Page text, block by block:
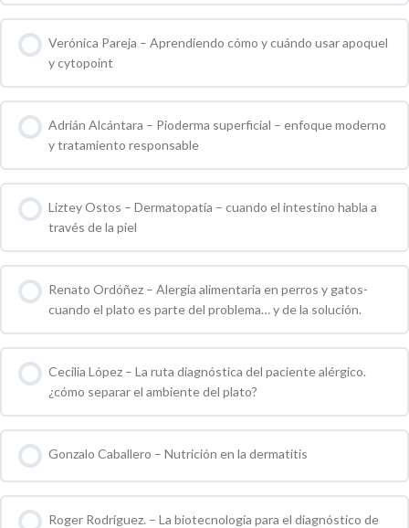
0 % COMPLETO 0 / 0 pasos
Verónica Pareja – Aprendiendo cómo y cuándo usar apoquel
y cytopoint
0 % COMPLETO 0 / 0 pasos
Adrián Alcántara – Pioderma superficial – enfoque moderno
y tratamiento responsable
0 % COMPLETO 0 / 0 pasos
Liztey Ostos – Dermatopatía – cuando el intestino habla a
través de la piel
0 % COMPLETO 0 / 0 pasos
Renato Ordóñez – Alergia alimentaria en perros y gatos-
cuando el plato es parte del problema… y de la solución.
0 % COMPLETO 0 / 0 pasos
Cecilia López – La ruta diagnóstica del paciente alérgico.
¿cómo separar el ambiente del plato?
0 % COMPLETO 0 / 0 pasos
Gonzalo Caballero – Nutrición en la dermatitis
0 % COMPLETO 0 / 0 pasos
Roger Rodríguez. – La biotecnología para el diagnóstico de